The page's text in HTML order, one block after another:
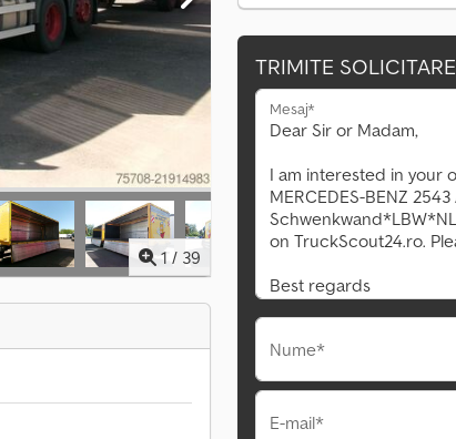
1 / 39
TRIMITE SOLICITARE
Mesaj*
Nume*
E-mail*